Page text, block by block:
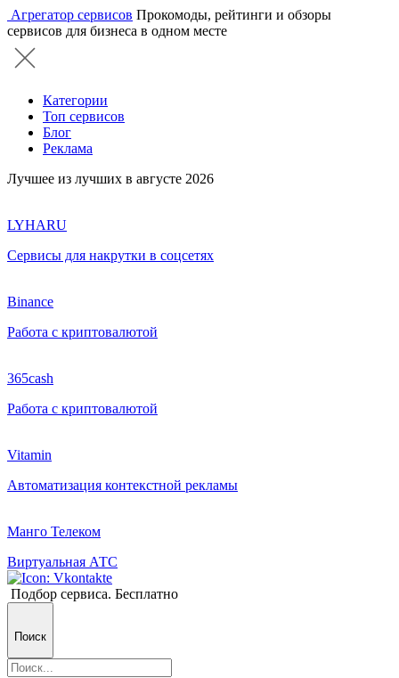
Агрегатор сервисов Прокомоды, рейтинги и обзоры
сервисов для бизнеса в одном месте
Категории
Топ сервисов
Блог
Реклама
Лучшее из лучших в августе 2026
LYHARU
Сервисы для накрутки в соцсетях
Binance
Работа с криптовалютой
365cash
Работа с криптовалютой
Vitamin
Автоматизация контекстной рекламы
Манго Телеком
Виртуальная АТС
Подбор сервиса. Бесплатно
Поиск